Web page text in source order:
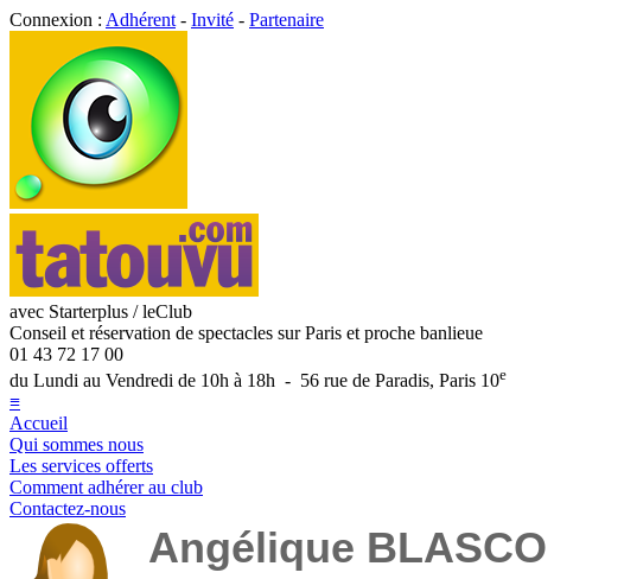
Connexion : Adhérent - Invité - Partenaire
avec Starterplus / leClub
Conseil et réservation de spectacles sur Paris et proche banlieue
01 43 72 17 00
du Lundi au Vendredi de 10h à 18h - 56 rue de Paradis, Paris 10e
≡
Accueil
Qui sommes nous
Les services offerts
Comment adhérer au club
Contactez-nous
Angélique BLASCO